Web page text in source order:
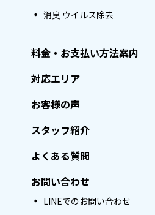
消臭 ウイルス除去
料金・お支払い方法案内
対応エリア
お客様の声
スタッフ紹介
よくある質問
お問い合わせ
LINEでのお問い合わせ